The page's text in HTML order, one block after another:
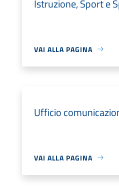
Istruzione, Sport e
VAI ALLA PAGINA
Ufficio
VAI ALLA PAGINA